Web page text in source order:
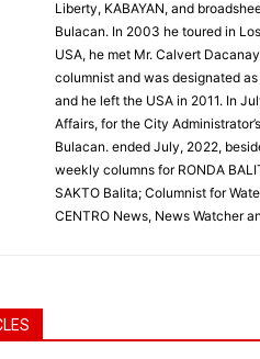
Liberty, KABAYAN, and
Bulacan. In 2003 he toured in
USA, he met Mr. Calvert
columnist and was designated
and he left the USA in 2011. In
Affairs, for the City
Bulacan. ended July, 2022,
weekly columns for RONDA
SAKTO Balita; Columnist for
CENTRO News, News Watcher